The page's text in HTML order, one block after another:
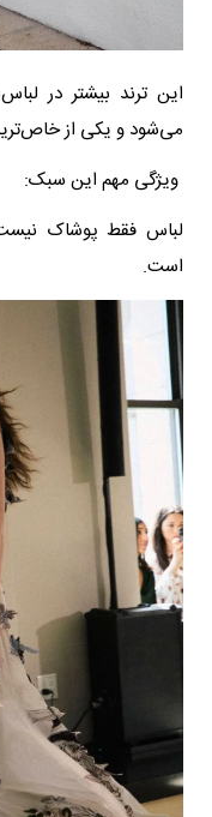
این ترند بیشتر در
می‌شود و یکی از
ویژگی مهم این سبک:
لباس فقط پوشاک
است.